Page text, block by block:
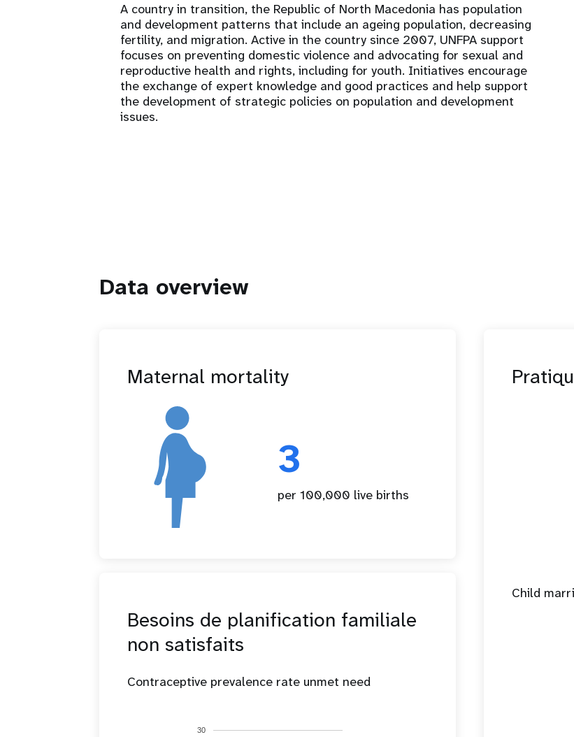
A country in transition, the Republic of North Macedonia has population
and development patterns that include an ageing population, decreasing
fertility, and migration. Active in the country since 2007, UNFPA support
focuses on preventing domestic violence and advocating for sexual and
reproductive health and rights, including for youth. Initiatives encourage
the exchange of expert knowledge and good practices and help support
the development of strategic policies on population and development
issues.
Data overview
Maternal mortality
3
per 100,000 live births
Besoins de planification familiale
non satisfaits
Contraceptive prevalence rate unmet need
30
Child